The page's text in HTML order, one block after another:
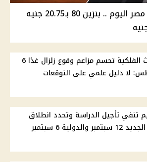
أسعار الوقود في مصر اليوم .. بنزين 80 بـ20.75 جنيه
البحوث الفلكية تحسم مزاعم وقوع زلزال غدًا 6
لا دليل علمي على التوقعات
تنفي تأجيل الدراسة وتحدد انطلاق
والدولية 6 سبتمبر